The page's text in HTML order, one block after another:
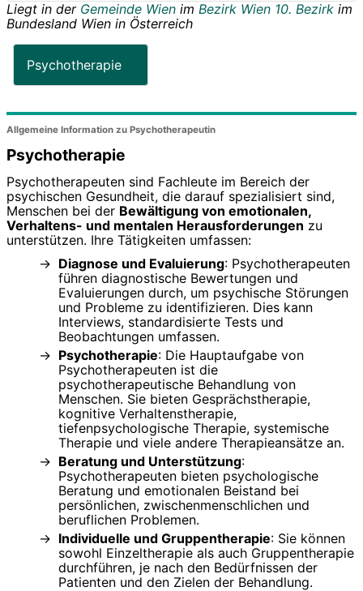
Liegt in der Gemeinde Wien im Bezirk Wien 10. Bezirk im
Bundesland Wien in Österreich
Psychotherapie
Allgemeine Information zu Psychotherapeutin
Psychotherapie
Psychotherapeuten sind Fachleute im Bereich der
psychischen Gesundheit, die darauf spezialisiert sind,
Menschen bei der Bewältigung von emotionalen,
Verhaltens- und mentalen Herausforderungen zu
unterstützen. Ihre Tätigkeiten umfassen:
Diagnose und Evaluierung: Psychotherapeuten
führen diagnostische Bewertungen und
Evaluierungen durch, um psychische Störungen
und Probleme zu identifizieren. Dies kann
Interviews, standardisierte Tests und
Beobachtungen umfassen.
Psychotherapie: Die Hauptaufgabe von
Psychotherapeuten ist die
psychotherapeutische Behandlung von
Menschen. Sie bieten Gesprächstherapie,
kognitive Verhaltenstherapie,
tiefenpsychologische Therapie, systemische
Therapie und viele andere Therapieansätze an.
Beratung und Unterstützung:
Psychotherapeuten bieten psychologische
Beratung und emotionalen Beistand bei
persönlichen, zwischenmenschlichen und
beruflichen Problemen.
Individuelle und Gruppentherapie: Sie können
sowohl Einzeltherapie als auch Gruppentherapie
durchführen, je nach den Bedürfnissen der
Patienten und den Zielen der Behandlung.